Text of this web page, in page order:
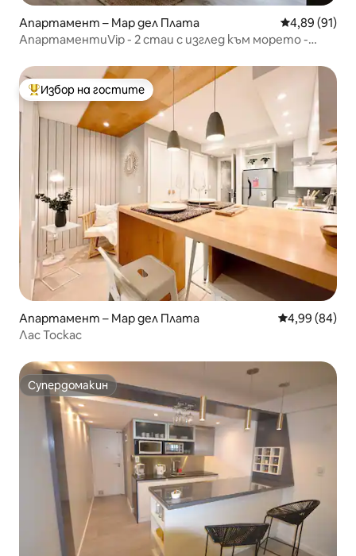
Апартамент – Мар дел Плата Средна
4,89 (91)
АпартаментиVip - 2 стаи с изглед към морето -
Най-популярен избор на гостите
Избор на гостите
Апартамент – Мар дел Плата Средна
4,99 (84)
Лас Тоскас
Супердомакин
Супердомакин